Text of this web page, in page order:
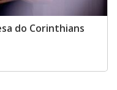
do Corinthians